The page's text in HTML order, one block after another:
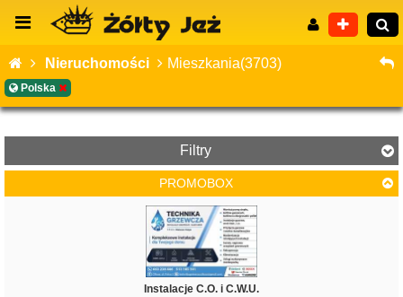
Wyszukiwanie zaawansowane
Nieruchomości Mieszkania(3703)
Polska
Filtry
PROMOBOX
Instalacje C.O. i C.W.U.